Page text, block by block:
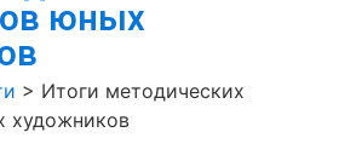
юных
> Итоги методических
художников